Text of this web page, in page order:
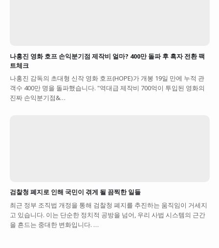
나홍진 영화 호프 손익분기점 제작비 얼마? 400만 돌파 후 흑자 전환 팩
트체크
나홍진 감독의 초대형 신작 영화 호프(HOPE)가 개봉 19일 만에 누적 관
객수 400만 명을 돌파했습니다. "역대급 제작비 700억이 투입된 영화의
진짜 손익분기점&…
검찰청 폐지로 인해 국민이 겪게 될 끔찍한 일들
최근 정부 조직법 개정을 통해 검찰청 폐지를 추진하는 움직임이 거세지
고 있습니다. 이는 단순한 정치적 공방을 넘어, 우리 사법 시스템의 근간
을 흔드는 중대한 변화입니다. …